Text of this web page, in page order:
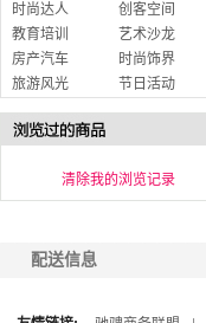
时尚达人
创客空间
教育培训
艺术沙龙
房产汽车
时尚饰界
旅游风光
节日活动
清除我的浏览记录
配送信息